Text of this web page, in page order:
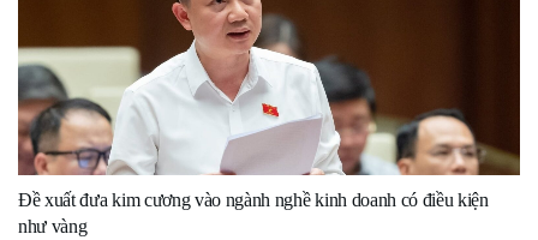
Đề xuất đưa kim cương vào ngành nghề kinh doanh có điều kiện
như vàng